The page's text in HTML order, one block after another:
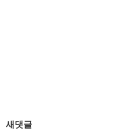
새댓글